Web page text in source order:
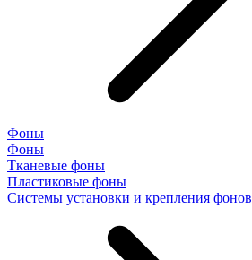
Фоны
Фоны
Тканевые фоны
Пластиковые фоны
Системы установки и крепления фонов